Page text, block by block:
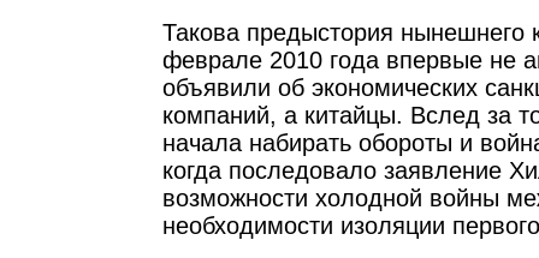
Такова предыстория нынешнего
феврале 2010 года впервые не
объявили об экономических
компаний, а китайцы. Вслед за
начала набирать обороты и
когда последовало заявление
возможности холодной войны
необходимости изоляции